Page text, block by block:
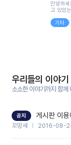
면..)그리
좋은거
말 어려
쓸 때도
안녕하
고 있었
님 응대
겪은 일
을 많이
안심시
입니다.
성 있는
기능을
기타
우리들의 이야기
소소한 이야기까지 함께
공지 게시판 이
꼬망세 2016-08-